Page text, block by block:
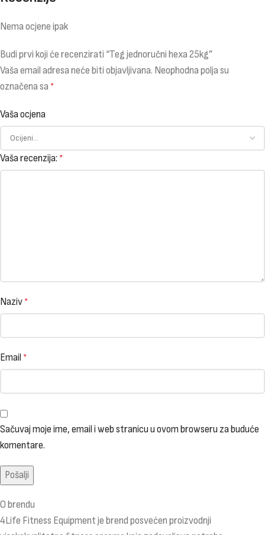
Nema ocjene ipak
Budi prvi koji će recenzirati “Teg jednoručni hexa 25kg”
Vaša email adresa neće biti objavljivana. Neophodna polja su
označena sa *
Vaša ocjena
Vaša recenzija: *
Naziv *
Email *
Sačuvaj moje ime, email i web stranicu u ovom browseru za buduće
komentare.
O brendu
4Life Fitness Equipment je brend posvećen proizvodnji